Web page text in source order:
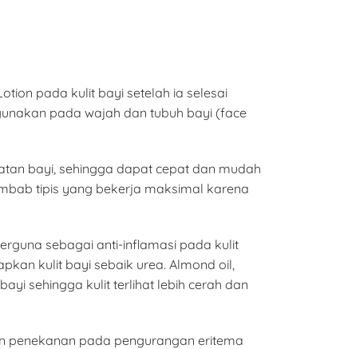
pada kulit bayi setelah ia selesai
pada wajah dan tubuh bayi (face
bayi, sehingga dapat cepat dan mudah
tipis yang bekerja maksimal karena
sebagai anti-inflamasi pada kulit
kulit bayi sebaik urea. Almond oil,
sehingga kulit terlihat lebih cerah dan
penekanan pada pengurangan eritema